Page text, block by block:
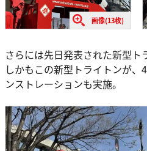
画像(13枚)
さらには先日発表された新型ト
しかもこの新型トライトンが、
ンストレーションも実施。